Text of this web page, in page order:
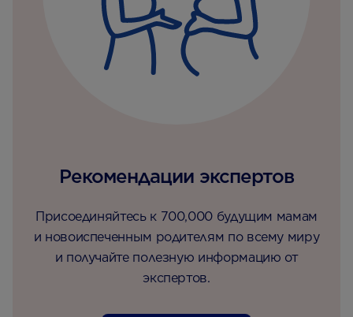
Рекомендации экспертов
Присоединяйтесь к 700,000 будущим мамам
и новоиспеченным родителям по всему миру
и получайте полезную информацию от
экспертов.